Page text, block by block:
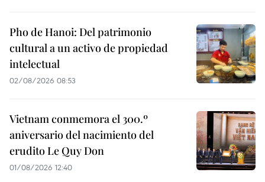
Pho de Hanoi: Del patrimonio
cultural a un activo de propiedad
intelectual
02/08/2026 08:53
Vietnam conmemora el 300.º
aniversario del nacimiento del
erudito Le Quy Don
01/08/2026 12:40